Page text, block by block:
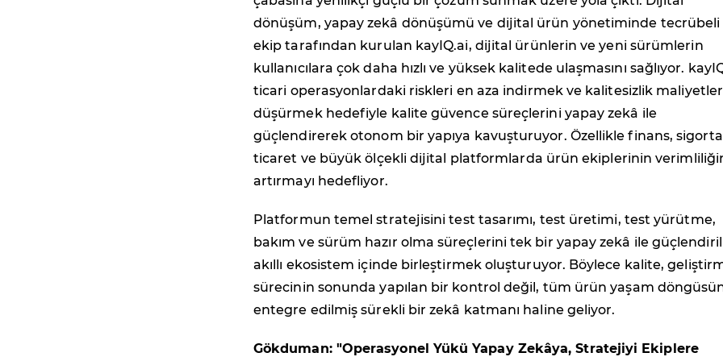
dönüşüm, yapay zekâ dönüşümü ve dijital ürün yönetiminde tecrübeli
ekip tarafından kurulan kayIQ.ai, dijital ürünlerin ve yeni sürümlerin
kullanıcılara çok daha hızlı ve yüksek kalitede ulaşmasını sağlıyor.
ticari operasyonlardaki riskleri en aza indirmek ve kalitesizlik
düşürmek hedefiyle kalite güvence süreçlerini yapay zekâ ile
güçlendirerek otonom bir yapıya kavuşturuyor. Özellikle finans,
ticaret ve büyük ölçekli dijital platformlarda ürün ekiplerinin
artırmayı hedefliyor.
Platformun temel stratejisini test tasarımı, test üretimi, test yürütme,
bakım ve sürüm hazır olma süreçlerini tek bir yapay zekâ ile
akıllı ekosistem içinde birleştirmek oluşturuyor. Böylece kalite,
sürecinin sonunda yapılan bir kontrol değil, tüm ürün yaşam
entegre edilmiş sürekli bir zekâ katmanı haline geliyor.
Gökduman: "Operasyonel Yükü Yapay Zekâya, Stratejiyi Ekiplere